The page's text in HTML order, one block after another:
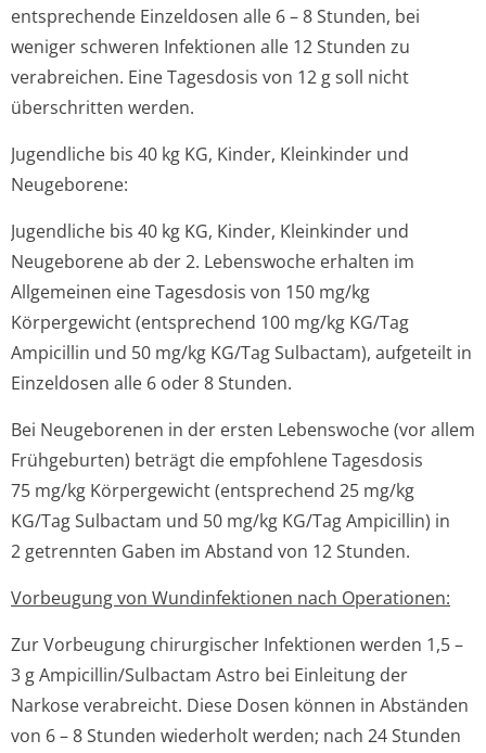
entsprechende Einzeldosen alle 6 – 8 Stunden, bei
weniger schweren Infektionen alle 12 Stunden zu
verabreichen. Eine Tagesdosis von 12 g soll nicht
überschritten werden.
Jugendliche bis 40 kg KG, Kinder, Kleinkinder und
Neugeborene:
Jugendliche bis 40 kg KG, Kinder, Kleinkinder und
Neugeborene ab der 2. Lebenswoche erhalten im
Allgemeinen eine Tagesdosis von 150 mg/kg
Körpergewicht (entsprechend 100 mg/kg KG/Tag
Ampicillin und 50 mg/kg KG/Tag Sulbactam), aufgeteilt in
Einzeldosen alle 6 oder 8 Stunden.
Bei Neugeborenen in der ersten Lebenswoche (vor allem
Frühgeburten) beträgt die empfohlene Tagesdosis
75 mg/kg Körpergewicht (entsprechend 25 mg/kg
KG/Tag Sulbactam und 50 mg/kg KG/Tag Ampicillin) in
2 getrennten Gaben im Abstand von 12 Stunden.
Vorbeugung von Wundinfektionen nach Operationen:
Zur Vorbeugung chirurgischer Infektionen werden 1,5 –
3 g Ampicillin/Sul­bactam Astro bei Einleitung der
Narkose verabreicht. Diese Dosen können in Abständen
von 6 – 8 Stunden wiederholt werden; nach 24 Stunden